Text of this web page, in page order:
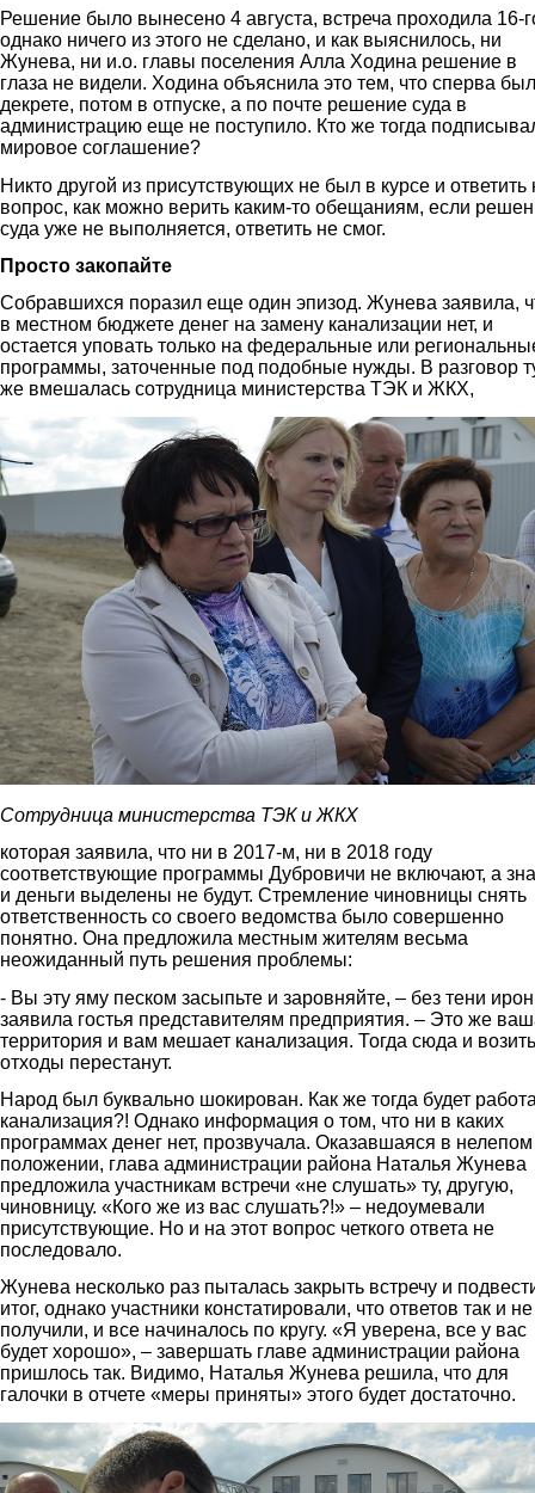
Решение было вынесено 4 августа, встреча проходила 16-
однако ничего из этого не сделано, и как выяснилось, ни
Жунева, ни и.о. главы поселения Алла Ходина решение в
глаза не видели. Ходина объяснила это тем, что сперва
декрете, потом в отпуске, а по почте решение суда в
администрацию еще не поступило. Кто же тогда
мировое соглашение?
Никто другой из присутствующих не был в курсе и ответить
вопрос, как можно верить каким-то обещаниям, если
суда уже не выполняется, ответить не смог.
Просто закопайте
Собравшихся поразил еще один эпизод. Жунева заявила,
в местном бюджете денег на замену канализации нет, и
остается уповать только на федеральные или
программы, заточенные под подобные нужды. В разговор
же вмешалась сотрудница министерства ТЭК и ЖКХ,
7.jpg
Сотрудница министерства ТЭК и ЖКХ
которая заявила, что ни в 2017-м, ни в 2018 году
соответствующие программы Дубровичи не включают, а
и деньги выделены не будут. Стремление чиновницы снять
ответственность со своего ведомства было совершенно
понятно. Она предложила местным жителям весьма
неожиданный путь решения проблемы:
- Вы эту яму песком засыпьте и заровняйте, – без тени
заявила гостья представителям предприятия. – Это же
территория и вам мешает канализация. Тогда сюда и возить
отходы перестанут.
Народ был буквально шокирован. Как же тогда будет
канализация?! Однако информация о том, что ни в каких
программах денег нет, прозвучала. Оказавшаяся в нелепом
положении, глава администрации района Наталья Жунева
предложила участникам встречи «не слушать» ту, другую,
чиновницу. «Кого же из вас слушать?!» – недоумевали
присутствующие. Но и на этот вопрос четкого ответа не
последовало.
Жунева несколько раз пыталась закрыть встречу и
итог, однако участники констатировали, что ответов так и не
получили, и все начиналось по кругу. «Я уверена, все у вас
будет хорошо», – завершать главе администрации района
пришлось так. Видимо, Наталья Жунева решила, что для
галочки в отчете «меры приняты» этого будет достаточно.
8.jpg